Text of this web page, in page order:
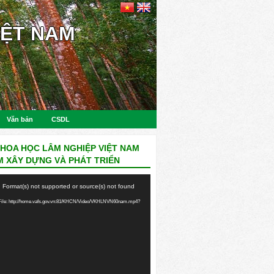
NAM
Văn bản CSDL
HỌC LÂM NGHIỆP VIỆT NAM
XÂY DỰNG VÀ PHÁT TRIỂN
Format(s) not supported or source(s) not found
http://home.vafs.gov.vn:81/KHCN/Video/VKHLNVN60nam.mp4?